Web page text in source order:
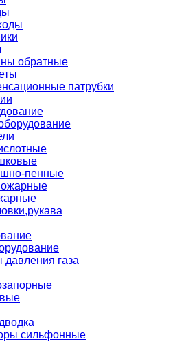
обратные
патрубки
пенные
давления газа
сильфонные